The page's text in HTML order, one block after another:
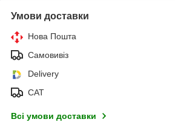
Умови доставки
Нова Пошта
Самовивіз
Delivery
САТ
Всі умови доставки